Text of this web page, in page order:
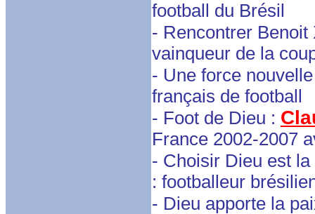
football du Brésil
- Rencontrer
vainqueur de la
- Une force
français de football
- Foot de Dieu :
France 2002-2007
- Choisir Dieu est
: footballeur
- Dieu apporte la